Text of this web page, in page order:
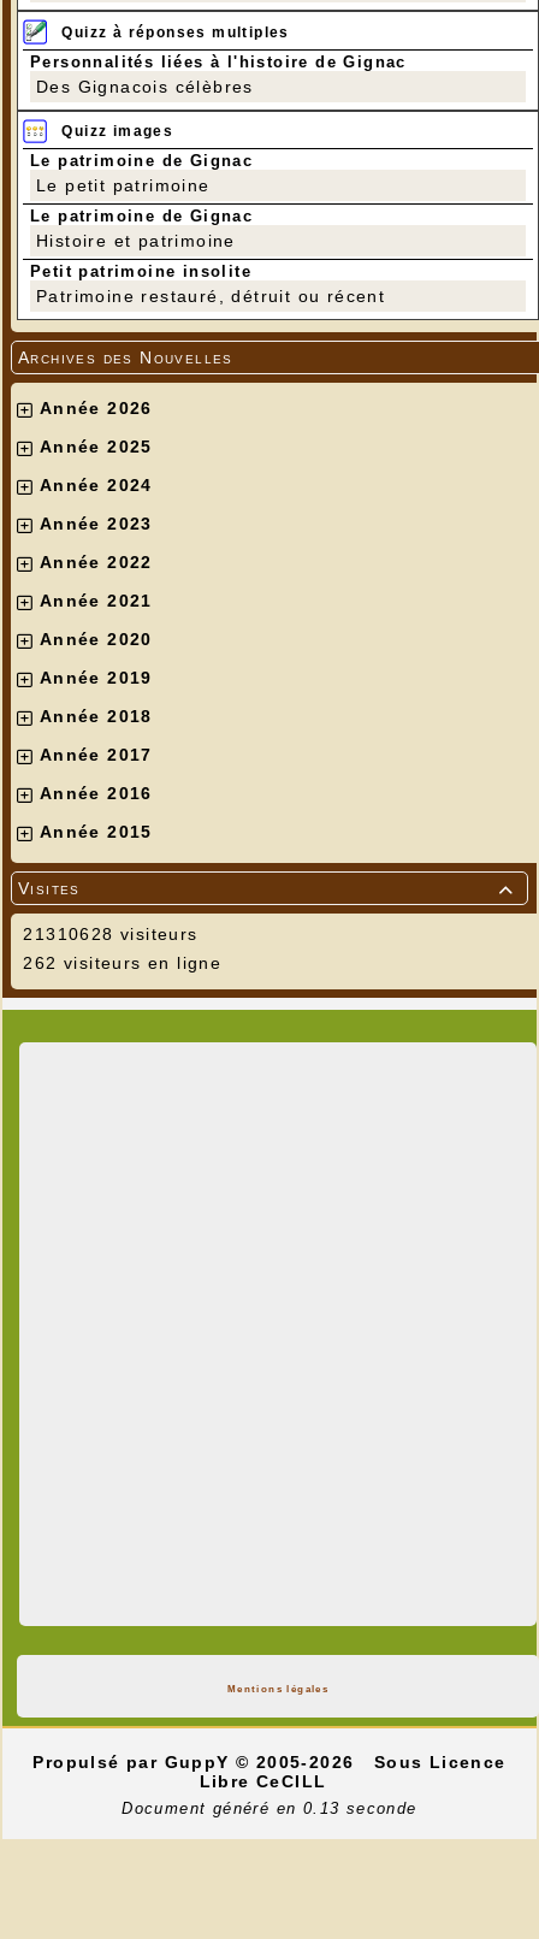
Quizz à réponses multiples
Personnalités liées à l'histoire de Gignac
Des Gignacois célèbres
Quizz images
Le patrimoine de Gignac
Le petit patrimoine
Le patrimoine de Gignac
Histoire et patrimoine
Petit patrimoine insolite
Patrimoine restauré, détruit ou récent
Archives des Nouvelles
Année 2026
Année 2025
Année 2024
Année 2023
Année 2022
Année 2021
Année 2020
Année 2019
Année 2018
Année 2017
Année 2016
Année 2015

Visites
21310628 visiteurs
262 visiteurs en ligne
---
---
Mentions légales
Propulsé par GuppY© 2005-2026
Sous Licence
Libre CeCILL
Document généré en 0.13 seconde